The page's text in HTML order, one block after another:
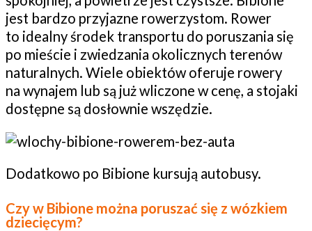
jest bardzo przyjazne rowerzystom. Rower
to idealny środek transportu do poruszania się
po mieście i zwiedzania okolicznych terenów
naturalnych. Wiele obiektów oferuje rowery
na wynajem lub są już wliczone w cenę, a stojaki
dostępne są dosłownie wszędzie.
Dodatkowo po Bibione kursują autobusy.
Czy w Bibione można poruszać się z wózkiem
dziecięcym?